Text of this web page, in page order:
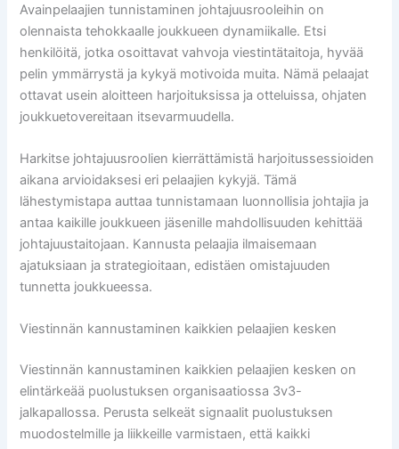
Avainpelaajien tunnistaminen johtajuusrooleihin on
olennaista tehokkaalle joukkueen dynamiikalle. Etsi
henkilöitä, jotka osoittavat vahvoja viestintätaitoja, hyvää
pelin ymmärrystä ja kykyä motivoida muita. Nämä pelaajat
ottavat usein aloitteen harjoituksissa ja otteluissa, ohjaten
joukkuetovereitaan itsevarmuudella.
Harkitse johtajuusroolien kierrättämistä harjoitussessioiden
aikana arvioidaksesi eri pelaajien kykyjä. Tämä
lähestymistapa auttaa tunnistamaan luonnollisia johtajia ja
antaa kaikille joukkueen jäsenille mahdollisuuden kehittää
johtajuustaitojaan. Kannusta pelaajia ilmaisemaan
ajatuksiaan ja strategioitaan, edistäen omistajuuden
tunnetta joukkueessa.
Viestinnän kannustaminen kaikkien pelaajien kesken
Viestinnän kannustaminen kaikkien pelaajien kesken on
elintärkeää puolustuksen organisaatiossa 3v3-
jalkapallossa. Perusta selkeät signaalit puolustuksen
muodostelmille ja liikkeille varmistaen, että kaikki